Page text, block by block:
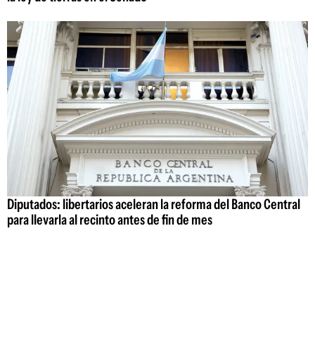
Diputados: libertarios aceleran la reforma del Banco Central
para llevarla al recinto antes de fin de mes